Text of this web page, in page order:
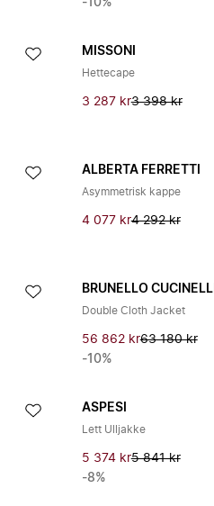
-10%
MISSONI
Hettecape
3 287 kr3 398 kr
ALBERTA FERRETTI
Asymmetrisk kappe
4 077 kr4 292 kr
BRUNELLO CUCINELLI
Double Cloth Jacket
56 862 kr63 180 kr
-10%
ASPESI
Lett Ulljakke
5 374 kr5 841 kr
-8%